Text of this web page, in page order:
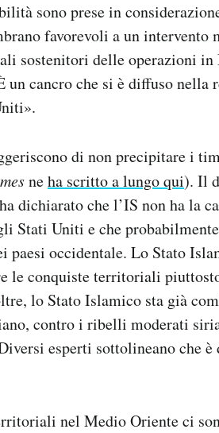
sono prese in
favorevoli a un intervento
sostenitori delle operazioni
cancro che si è diffuso nella
di non precipitare i
neha scritto a lungo qui). Il
dichiarato che l’IS non ha la
Stati Uniti e che
paesi occidentale. Lo Stato
le conquiste territoriali
lo Stato Islamico sta già
contro i ribelli moderati
esperti sottolineano che
nel Medio Oriente ci